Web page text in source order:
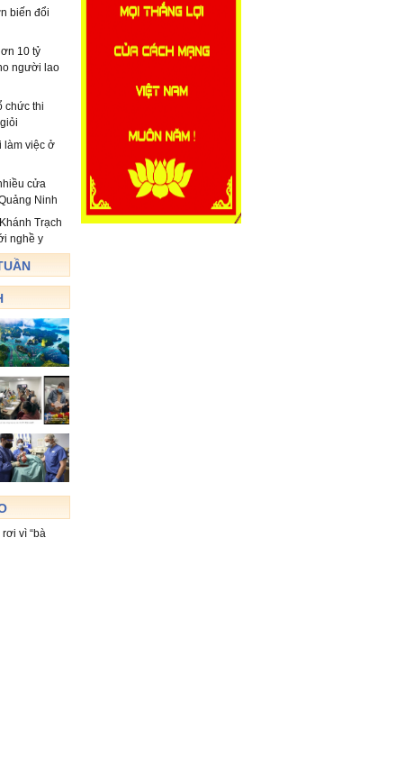
biến đổi
10 tỷ
người lao
chức thi
làm việc ở
cửa
Ninh
Trạch
nghề y
vì “bà